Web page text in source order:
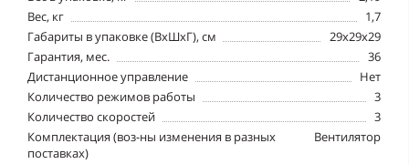
Вес, кг
1,7
Габариты в упаковке (ВхШхГ), см
29x29x29
Гарантия, мес.
36
Дистанционное управление
Нет
Количество режимов работы
3
Количество скоростей
3
Комплектация (воз-ны изменения в разных
поставках)
Вентилятор